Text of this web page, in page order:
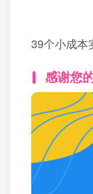
39个小成本
感谢您